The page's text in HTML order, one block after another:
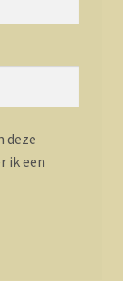
deze
ik een